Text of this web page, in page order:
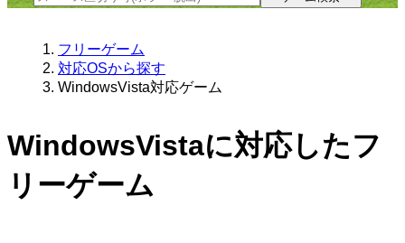
フリーゲーム
対応OSから探す
WindowsVista対応ゲーム
WindowsVistaに対応したフ
リーゲーム